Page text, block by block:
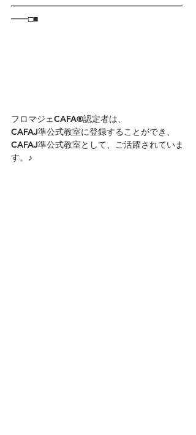
━━━━━━━━━━━━━━━━━━━━
━━□■
フロマジェCAFA®認定者は、
CAFAJ準公式教室に登録することができ、
CAFAJ準公式教室として、ご活躍されていま
す。​​♪